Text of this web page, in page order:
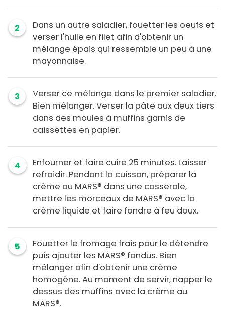
2
Dans un autre saladier, fouetter les oeufs et
verser l'huile en filet afin d'obtenir un
mélange épais qui ressemble un peu à une
mayonnaise.
3
Verser ce mélange dans le premier saladier.
Bien mélanger. Verser la pâte aux deux tiers
dans des moules à muffins garnis de
caissettes en papier.
4
Enfourner et faire cuire 25 minutes. Laisser
refroidir. Pendant la cuisson, préparer la
crème au MARS® dans une casserole,
mettre les morceaux de MARS® avec la
crème liquide et faire fondre à feu doux.
5
Fouetter le fromage frais pour le détendre
puis ajouter les MARS® fondus. Bien
mélanger afin d'obtenir une crème
homogène. Au moment de servir, napper le
dessus des muffins avec la crème au
MARS®.